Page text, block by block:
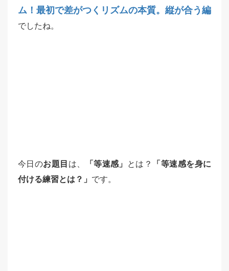
ム！最初で差がつくリズムの本質。縦が合う編
でしたね。
今日のお題目 は、 「等速感」 とは？
「等速感を身に
付ける練習とは？」 です。